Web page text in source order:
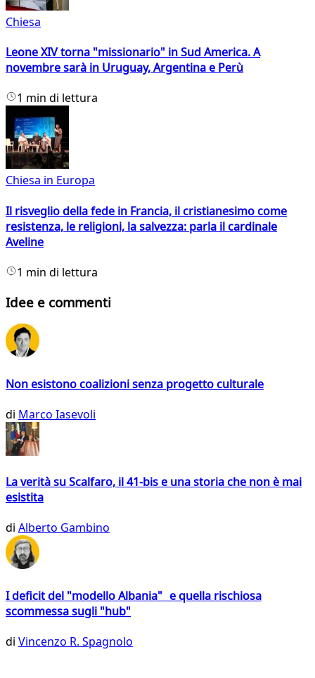
Chiesa
Leone XIV torna "missionario" in Sud America. A
novembre sarà in Uruguay, Argentina e Perù
1 min di lettura
Chiesa in Europa
Il risveglio della fede in Francia, il cristianesimo come
resistenza, le religioni, la salvezza: parla il cardinale
Aveline
1 min di lettura
Idee e commenti
Non esistono coalizioni senza progetto culturale
di Marco Iasevoli
La verità su Scalfaro, il 41-bis e una storia che non è mai
esistita
di Alberto Gambino
I deficit del "modello Albania" e quella rischiosa
scommessa sugli "hub"
di Vincenzo R. Spagnolo